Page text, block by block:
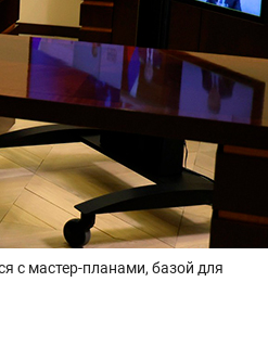
с мастер-планами, базой для